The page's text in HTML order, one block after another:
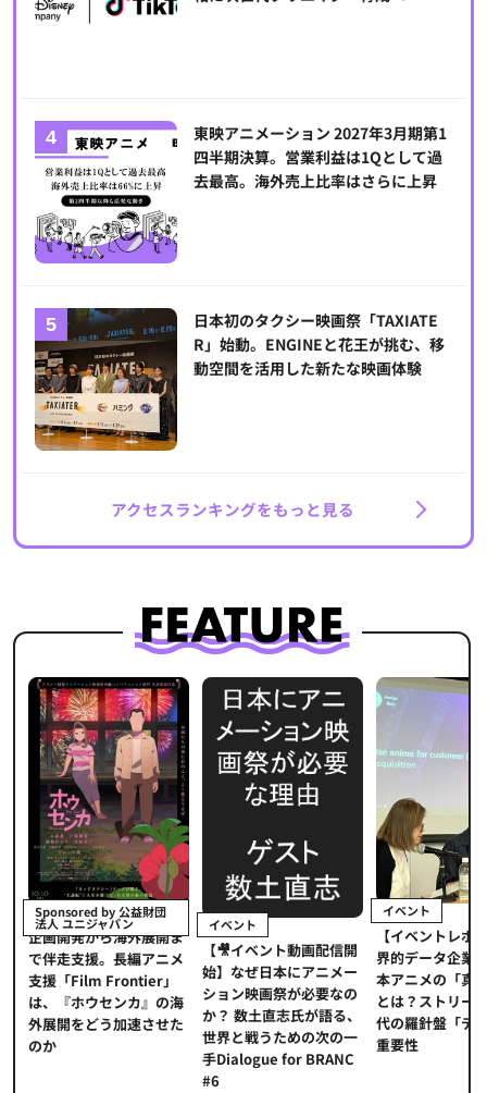
東映アニメーション 2027年3月期第1
四半期決算。営業利益は1Qとして過
去最高。海外売上比率はさらに上昇
日本初のタクシー映画祭「TAXIATE
R」始動。ENGINEと花王が挑む、移
動空間を活用した新たな映画体験
アクセスランキングをもっと見る
Sponsored by 公益財団
法人 ユニジャパン
企画開発から海外展開ま
で伴走支援。長編アニメ
支援「Film Frontier」
は、『ホウセンカ』の海
外展開をどう加速させた
のか
イベント
【🎥イベント動画配信開
始】なぜ日本にアニメー
ション映画祭が必要なの
か？ 数土直志氏が語る、
世界と戦うための次の一
手Dialogue for BRANC
#6
イベント
【イベントレポ
界的データ企業
本アニメの「真
とは？ストリー
代の羅針盤「デ
重要性